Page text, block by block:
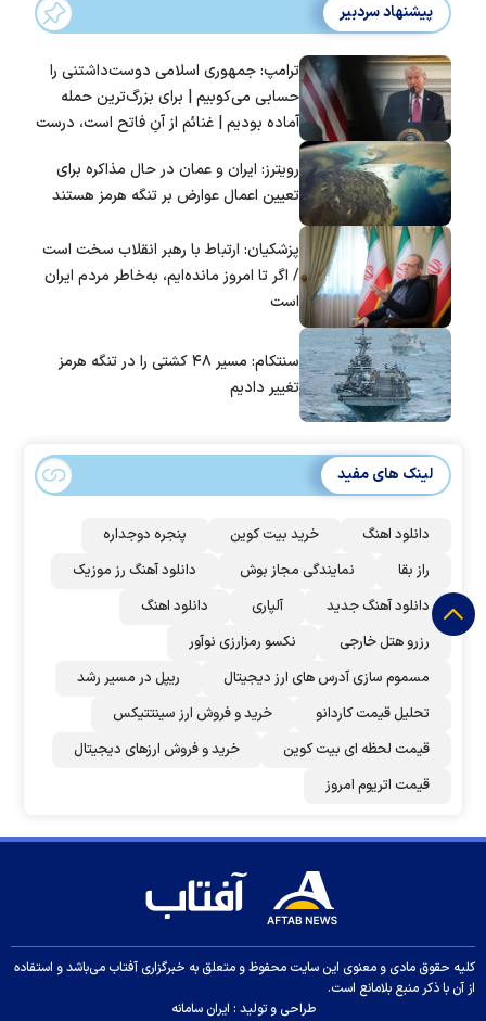
پیشنهاد سردبیر
ترامپ: جمهوری اسلامی دوست‌داشتنی را
حسابی می‌کوبیم | برای بزرگ‌ترین حمله
آماده بودیم | غنائم از آنِ فاتح است، درست
رویترز: ایران و عمان در حال مذاکره برای
تعیین اعمال عوارض بر تنگه هرمز هستند
پزشکیان: ارتباط با رهبر انقلاب سخت است
/ اگر تا امروز مانده‌ایم، به‌خاطر مردم ایران
است
سنتکام: مسیر ۴۸ کشتی را در تنگه هرمز
تغییر دادیم
لینک های مفید
دانلود اهنگ خرید بیت کوین
پنجره دوجداره
راز بقا
نمایندگی مجاز بوش
دانلود آهنگ رز‌ موزیک
دانلود آهنگ جدید
آلپاری
دانلود اهنگ
رزرو هتل خارجی
نکسو رمزارزی نوآور
مسموم سازی آدرس های ارز دیجیتال
ریپل در مسیر رشد
تحلیل قیمت کاردانو
خرید و فروش ارز سینتتیکس
قیمت لحظه ای بیت کوین
خرید و فروش ارزهای دیجیتال
قیمت اتریوم امروز
کلیه حقوق مادی و معنوی این سایت محفوظ و متعلق به خبرگزاری آفتاب می‌باشد و استفاده
از آن با ذکر منبع بلامانع است.
طراحی و تولید : ایران سامانه